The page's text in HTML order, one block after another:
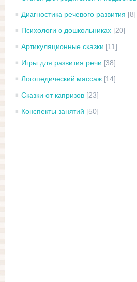
Диагностика речевого развития [8]
Психологи о дошкольниках [20]
Артикуляционные сказки [11]
Игры для развития речи [38]
Логопедический массаж [14]
Сказки от капризов [23]
Конспекты занятий [50]